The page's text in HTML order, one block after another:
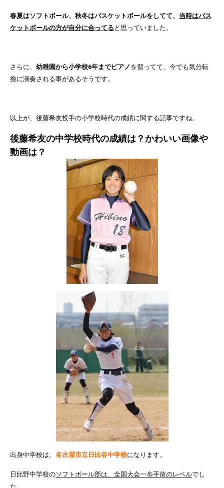
春夏はソフトボール、秋冬はバスケットボールをしてて、 当時はバス
ケットボールの方が自分に合ってる と思っていました。
さらに、 幼稚園から小学校6年までピアノ を習ってて、今でも気分転
換に演奏される事があるそうです。
以上が、後藤希友投手の小学校時代の成績に関する記事ですね。
後藤希友の中学校時代の成績は？かわいい画像や
動画は？
出身中学校は、 名古屋市立日比谷中学校になります。
日比野中学校のソフトボール部は、全国大会一歩手前のレベルでし
た。